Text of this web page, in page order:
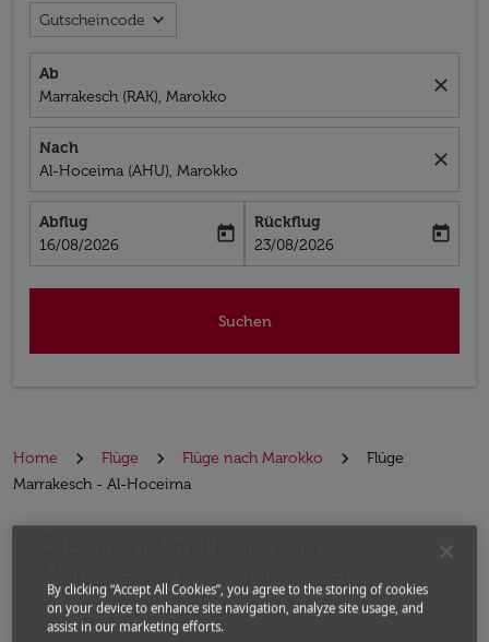
Gutscheincode expand_more
Ab
Marrakesch (RAK), Marokko
close
Nach
Al-Hoceima (AHU), Marokko
close
Abflug
fc-booking-departure-date-aria-label
16/08/2026
today
Rückflug
fc-booking-return-date-aria-label
23/08/2026
today
Suchen
Home Flüge Flüge nach Marokko
Flüge
Marrakesch - Al-Hoceima
Marrakesch nach Al-Hoceima
Von
By clicking “Accept All Cookies”, you agree to the storing of cookies
on your device to enhance site navigation, analyze site usage, and
assist in our marketing efforts.